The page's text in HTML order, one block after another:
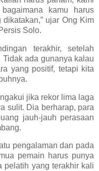
kamu harus
ujar Ong Kim
Solo.
terakhir, setelah
ada gunanya kalau
yang positif, tetapi kita
jika rekor lima laga
sulit. Dia berharap, para
jauh-jauh perasaan
pengalaman dan pada
pemain harus punya
pelatih yang terakhir kali